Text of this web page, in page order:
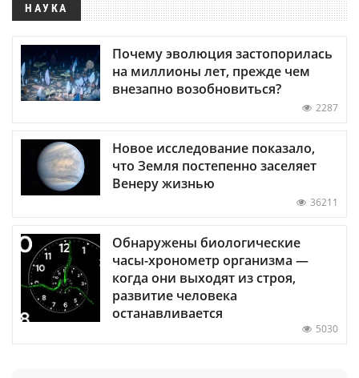
НАУКА
Почему эволюция застопорилась
на миллионы лет, прежде чем
внезапно возобновиться?
2287
Новое исследование показало,
что Земля постепенно заселяет
Венеру жизнью
36211
Обнаружены биологические
часы-хронометр организма —
когда они выходят из строя,
развитие человека
останавливается
5030